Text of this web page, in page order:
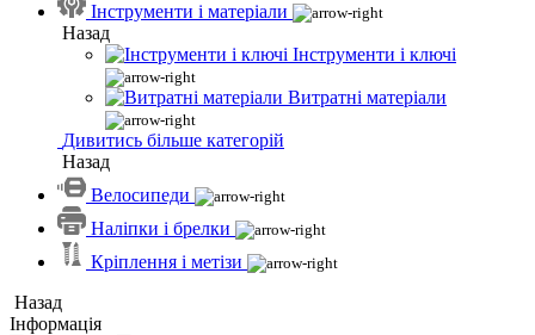
Інструменти і матеріали
Назад
Інструменти і ключі
Витратні матеріали
Дивитись більше категорій
Назад
Велосипеди
Наліпки і брелки
Кріплення і метізи
Назад
Інформація